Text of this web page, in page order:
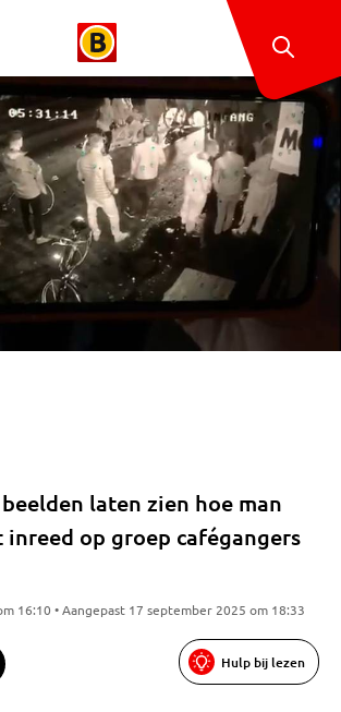
laten zien hoe man
op groep cafégangers
16:10 • Aangepast 17 september 2025 om 18:33
Hulp bij lezen